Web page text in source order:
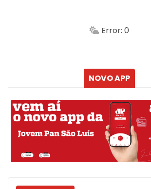
Min.
Error: 0
NOVO APP